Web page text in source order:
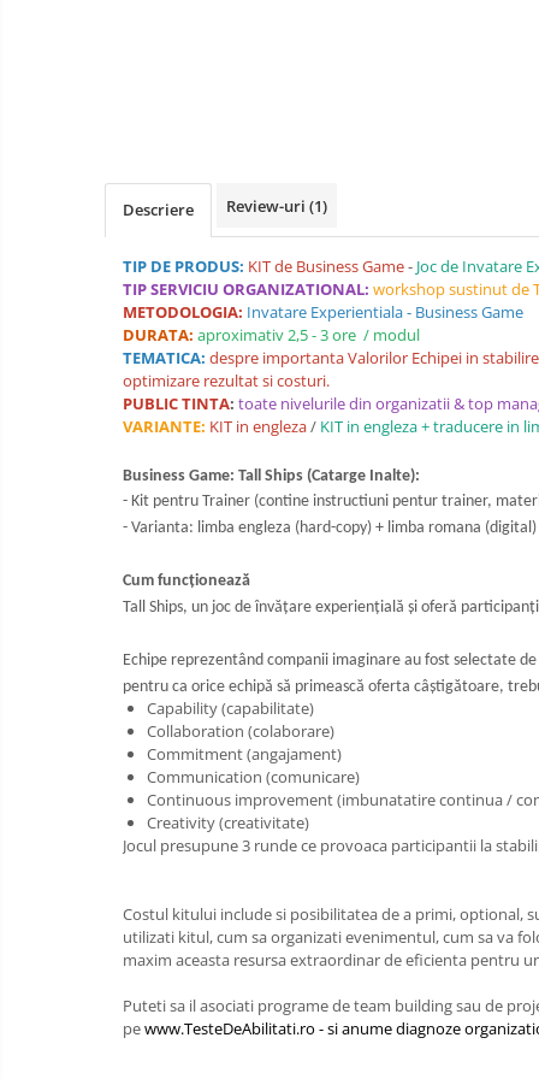
Negociere (Achizitie / Vanzari /
Cooperare / Competitie)
OPERATIUNI AERIENE MILITARE SI
OPERATIUNI MARITIME MILITARE SI
OPERATIUNI SPATIALE MILITARE SI
OPERATIUNI TERESTRE MILITARE SI
Performanta Echipei
Rezolvare de Probleme
Neintelegerilor / Disputelor
Teambuilding
Time Management / Planificare /
2. Ce anume te-ar interesa? (Kituri,
exercitii, training, consultanta,
diagnoza organizationala, evaluare
de competente, altele)
Exercitii pentru Training si
Jocuri de invatare,
Worksop / Curs / Training /
Simulare / Evaluare
Consiliere / Consultanta
Teste de Abilitati, Competente si
Descriere Review-uri (1)
TIP DE PRODUS: KIT de Business Game- Joc de Invatare
TIP SERVICIU ORGANIZATIONAL: workshop sustinut de
METODOLOGIA: Invatare Experientiala - Business Game
DURATA: aproximativ 2,5 - 3 ore / modul
TEMATICA: despre importanta Valorilor Echipei in
optimizare rezultat si costuri.
PUBLIC TINTA: toate nivelurile din organizatii & top
VARIANTE: KIT in engleza/ KIT in engleza + traducere in
Business Game: Tall Ships (Catarge Inalte):
- Kit pentru Trainer (contine instructiuni pentur trainer,
- Varianta: limba engleza (hard-copy) + limba romana (digital)
Cum funcționează
Tall Ships, un joc de învățare experiențială și oferă
Echipe reprezentând companii imaginare au fost selectate
pentru ca orice echipă să primească oferta câștigătoare,
Capability (capabilitate)
Collaboration (colaborare)
Commitment (angajament)
Communication (comunicare)
Continuous improvement (imbunatatire continua /
Creativity (creativitate)
Jocul presupune 3 runde ce provoaca participantii la
Costul kitului include si posibilitatea de a primi, optional,
utilizati kitul, cum sa organizati evenimentul, cum sa va
maxim aceasta resursa extraordinar de eficienta pentru
Puteti sa il asociati programe de team building sau de
pewww.TesteDeAbilitati.ro - si anume diagnoze